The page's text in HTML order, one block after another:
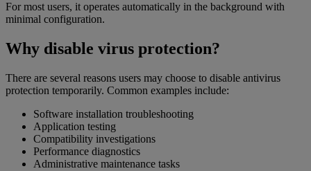
For most users, it operates automatically in the background with
minimal configuration.
Why disable virus protection?
There are several reasons users may choose to disable antivirus
protection temporarily. Common examples include:
Software installation troubleshooting
Application testing
Compatibility investigations
Performance diagnostics
Administrative maintenance tasks